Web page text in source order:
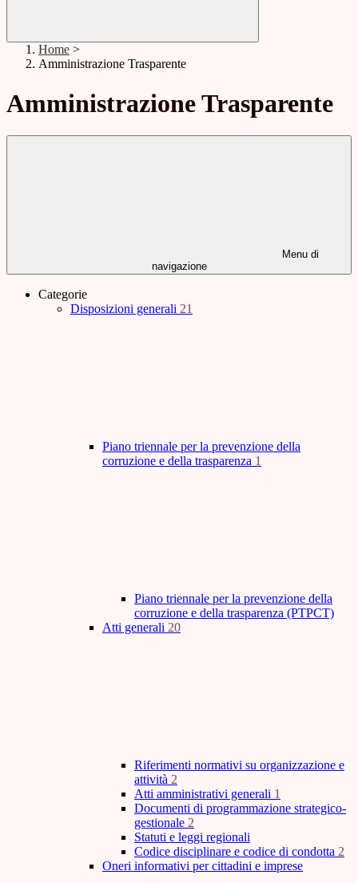
Home >
Amministrazione Trasparente
Amministrazione Trasparente
Menu di
navigazione
Categorie
Disposizioni generali 21
Piano triennale per la prevenzione della
corruzione e della trasparenza 1
Piano triennale per la prevenzione della
corruzione e della trasparenza (PTPCT)
Atti generali 20
Riferimenti normativi su organizzazione e
attività 2
Atti amministrativi generali 1
Documenti di programmazione strategico-
gestionale 2
Statuti e leggi regionali
Codice disciplinare e codice di condotta 2
Oneri informativi per cittadini e imprese